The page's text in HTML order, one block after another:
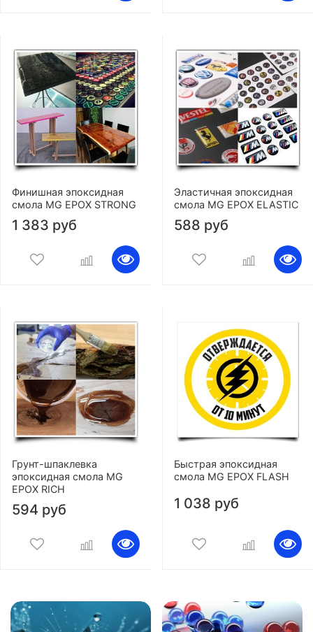
Финишная эпоксидная
смола MG EPOX STRONG
1 383 руб
Эластичная эпоксидная
смола MG EPOX ELASTIC
588 руб
Грунт-шпаклевка
эпоксидная смола MG
EPOX RICH
594 руб
Быстрая эпоксидная
смола MG EPOX FLASH
1 038 руб